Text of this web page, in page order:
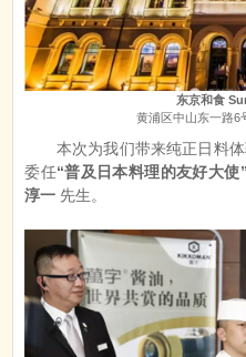
东京和食
黄浦区中山东一路6
本次为我们带来纯正日料
委任“普及日本料理的友好大
淳一 先生。